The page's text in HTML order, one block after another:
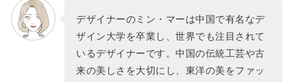
デザイナーのミン・マーは中国で有名なデ
ザイン大学を卒業し、世界でも注目されて
いるデザイナーです。中国の伝統工芸や古
来の美しさを大切にし、東洋の美をファッ